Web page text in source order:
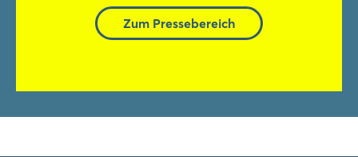
Zum Pressebereich